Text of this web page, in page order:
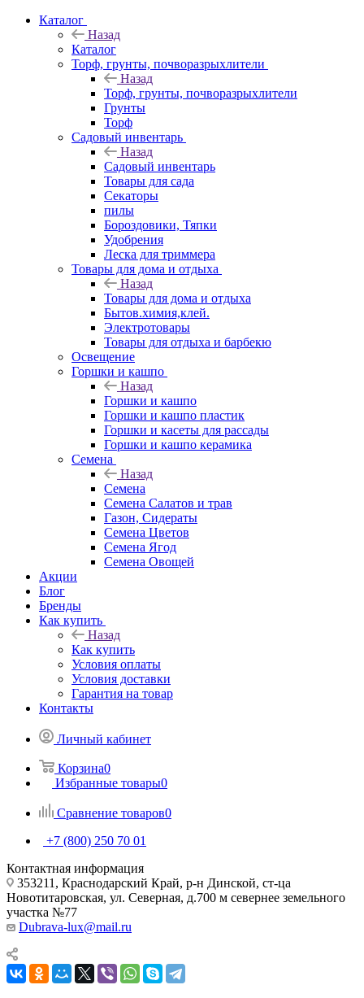
Каталог
Назад
Каталог
Торф, грунты, почворазрыхлители
Назад
Торф, грунты, почворазрыхлители
Грунты
Торф
Садовый инвентарь
Назад
Садовый инвентарь
Товары для сада
Секаторы
пилы
Бороздовики, Тяпки
Удобрения
Леска для триммера
Товары для дома и отдыха
Назад
Товары для дома и отдыха
Бытов.химия,клей.
Электротовары
Товары для отдыха и барбекю
Освещение
Горшки и кашпо
Назад
Горшки и кашпо
Горшки и кашпо пластик
Горшки и касеты для рассады
Горшки и кашпо керамика
Семена
Назад
Семена
Семена Салатов и трав
Газон, Сидераты
Семена Цветов
Семена Ягод
Семена Овощей
Акции
Блог
Бренды
Как купить
Назад
Как купить
Условия оплаты
Условия доставки
Гарантия на товар
Контакты
Личный кабинет
Корзина0
Избранные товары0
Сравнение товаров0
+7 (800) 250 70 01
Контактная информация
353211, Краснодарский Край, р-н Динской, ст-ца
Новотитаровская, ул. Северная, д.700 м севернее земельного
участка №77
Dubrava-lux@mail.ru